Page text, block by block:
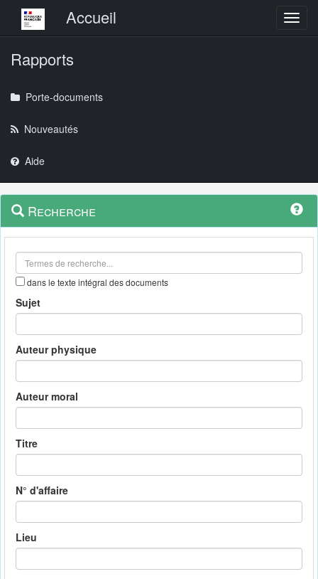
Menu principalAccueil
Rapports
Porte-documents
Nouveautés
Aide
Navigation
outils
Menu
contextuel
Recherche
dans le texte intégral des documents
Sujet
Auteur physique
Auteur moral
Titre
N° d'affaire
Lieu